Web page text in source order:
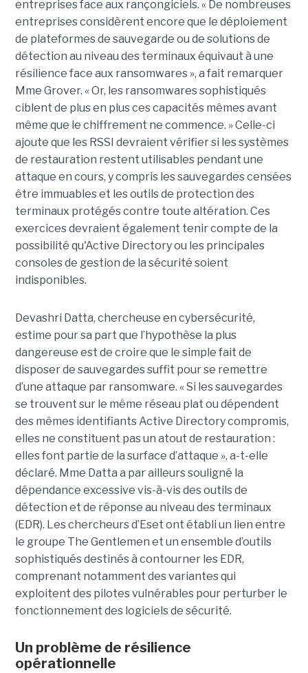
entreprises face aux rançongiciels. « De nombreuses
entreprises considèrent encore que le déploiement
de plateformes de sauvegarde ou de solutions de
détection au niveau des terminaux équivaut à une
résilience face aux ransomwares », a fait remarquer
Mme Grover. « Or, les ransomwares sophistiqués
ciblent de plus en plus ces capacités mêmes avant
même que le chiffrement ne commence. » Celle-ci
ajoute que les RSSI devraient vérifier si les systèmes
de restauration restent utilisables pendant une
attaque en cours, y compris les sauvegardes censées
être immuables et les outils de protection des
terminaux protégés contre toute altération. Ces
exercices devraient également tenir compte de la
possibilité qu'Active Directory ou les principales
consoles de gestion de la sécurité soient
indisponibles.
Devashri Datta, chercheuse en cybersécurité,
estime pour sa part que l’hypothèse la plus
dangereuse est de croire que le simple fait de
disposer de sauvegardes suffit pour se remettre
d’une attaque par ransomware. « Si les sauvegardes
se trouvent sur le même réseau plat ou dépendent
des mêmes identifiants Active Directory compromis,
elles ne constituent pas un atout de restauration :
elles font partie de la surface d’attaque », a-t-elle
déclaré. Mme Datta a par ailleurs souligné la
dépendance excessive vis-à-vis des outils de
détection et de réponse au niveau des terminaux
(EDR). Les chercheurs d’Eset ont établi un lien entre
le groupe The Gentlemen et un ensemble d’outils
sophistiqués destinés à contourner les EDR,
comprenant notamment des variantes qui
exploitent des pilotes vulnérables pour perturber le
fonctionnement des logiciels de sécurité.
Un problème de résilience
opérationnelle